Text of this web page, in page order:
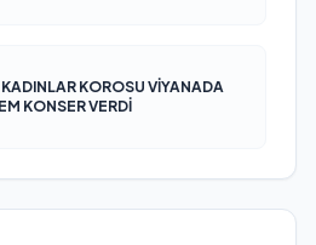
KADINLAR KOROSU VİYANADA
KONSER VERDİ